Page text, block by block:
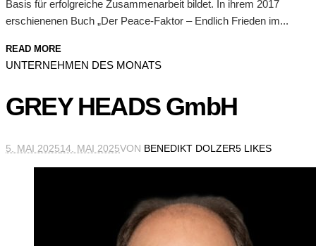
Basis für erfolgreiche Zusammenarbeit bildet. In ihrem 2017
erschienenen Buch „Der Peace-Faktor – Endlich Frieden im...
READ MORE
UNTERNEHMEN DES MONATS
GREY HEADS GmbH
5. MAI 202514. MAI 2025VON BENEDIKT DOLZER5 LIKES